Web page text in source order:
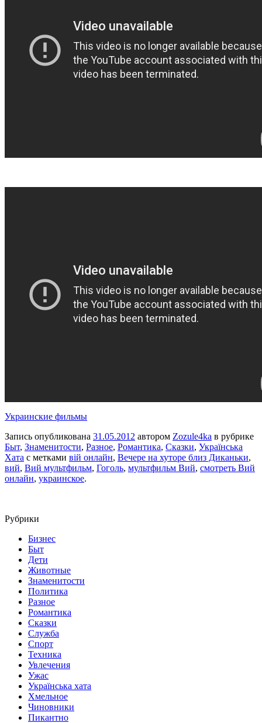
Украинские фильмы
Запись опубликована 31.05.2012 автором Zozule4ka в рубрике
Быт, Знаменитости, Разное, Романтика, Сказки, Українська
Хата с метками вій онлайн, Вечере на хуторе близ Диканьки,
вий, Вий мультфильм, Гоголь, мультфильм Вий, смотреть Вий
онлайн, украинское.
Рубрики
Бизнес
Быт
Дети
Животные
Знаменитости
Политика
Разное
Романтика
Сказки
Служба
Спорт
Техника
Увлечения
Ужас
Українська хата
Хмельное
Чиновники
Пикантно